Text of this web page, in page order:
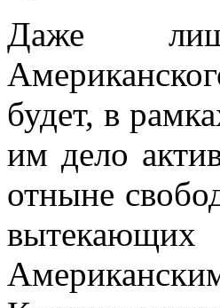
Даже
будет, в
им дело
отныне